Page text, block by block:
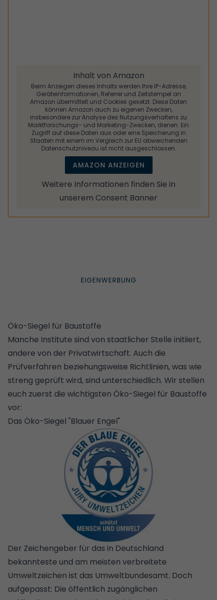
Inhalt von Amazon
Beim Anzeigen dieses Inhalts werden Ihre IP-Adresse,
Geräteinformationen, Referrer und Zeitstempel an
Amazon übermittelt und Cookies gesetzt. Diese Daten
können Amazon auch zu eigenen Zwecken,
insbesondere zur Analyse des Nutzungsverhaltens zu
Marktforschungs- und Marketing-Zwecken, dienen. Ein
Zugriff auf diese Daten aus oder eine Speicherung in
Staaten mit einem im Vergleich zur EU abweichenden
Datenschutzniveau ist nicht ausgeschlossen.
AMAZON ANZEIGEN
Weitere Informationen finden Sie in
unserem Consent Banner
Öko-Siegel für Baustoffe
Manche Institute sind von staatlicher Stelle initiiert,
andere von der Privatwirtschaft. Auch die
Prüfverfahren beziehungsweise Richtlinien, was wie
streng geprüft wird, sind unterschiedlich. Wir stellen
euch zuerst die wichtigsten Öko-Siegel für Baustoffe
vor:
Das Öko-Siegel "Blauer Engel"
Der Zeichengeber für das in Deutschland
bekannteste und am meisten verbreitete
Umweltzeichen ist das Umweltbundesamt. Doch
aufgepasst: Die öffentlich zugänglichen